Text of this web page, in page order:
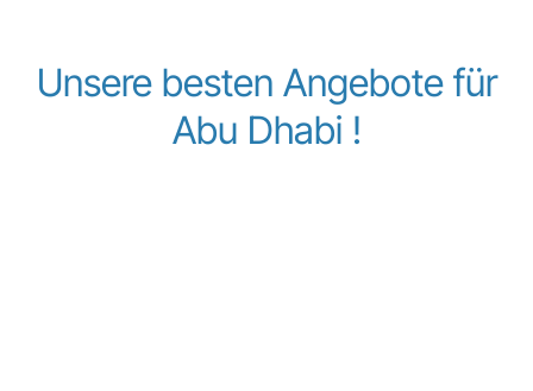
Unsere besten Angebote für
Abu Dhabi !